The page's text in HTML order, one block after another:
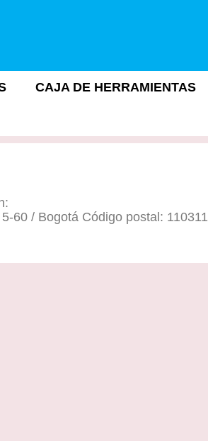
CAJA DE HERRAMIENTAS
60 / Bogotá Código postal: 110311